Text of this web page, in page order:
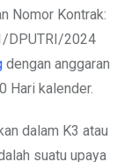
Nomor Kontrak:
DPUTRI/2024
dengan anggaran
Hari kalender.
dalam K3 atau
suatu upaya